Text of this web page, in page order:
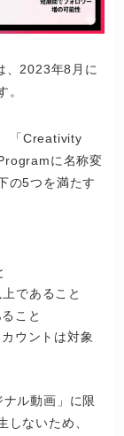
、2023年8月に
。
「Creativity
に名称変
の5つを満たす
であること
こと
ウントは対象
ル動画」に限
しないため、